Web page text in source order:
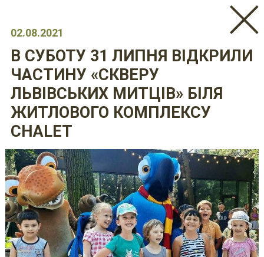
02.08.2021
В СУБОТУ 31 ЛИПНЯ ВІДКРИЛИ
ЧАСТИНУ «СКВЕРУ
ЛЬВІВСЬКИХ МИТЦІВ» БІЛЯ
ЖИТЛОВОГО КОМПЛЕКСУ
CHALET